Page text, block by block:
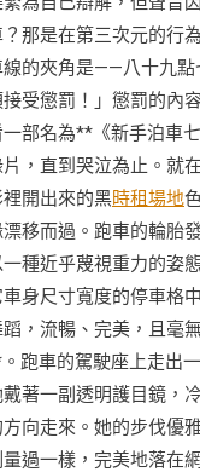
那是在第三次元的行
的夾角是——八十九點
受懲罰！」懲罰的內
部名為**《新手泊車七
，直到哭泣為止。就
開出來的黑時租場地
移而過。跑車的輪胎
種近乎蔑視重力的姿
身尺寸寬度的停車格
，流暢、完美，且毫
跑車的駕駛座上走出
著一副透明護目鏡，
向走來。她的步伐優
過一樣，完美地落在